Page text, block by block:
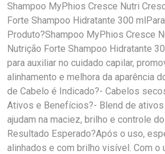
Shampoo MyPhios Cresce Nutri
Forte Shampoo Hidratante 300
Produto?Shampoo MyPhios Cresce
Nutrição Forte Shampoo Hidratante
para auxiliar no cuidado capilar,
alinhamento e melhora da aparência
de Cabelo é Indicado?- Cabelos
Ativos e Benefícios?- Blend de
ajudam na maciez, brilho e controle
Resultado Esperado?Após o uso,
alinhados e com brilho visível. Com o